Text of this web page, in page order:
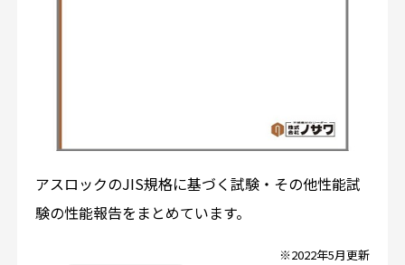
アスロックのJIS規格に基づく試験・その他性能試
験の性能報告をまとめています。
※2022年5月更新